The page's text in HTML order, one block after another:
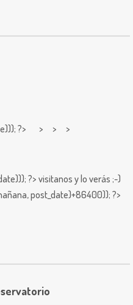
?> > > >
?>visitanos y lo verás ;-)
post_date)+86400)); ?>